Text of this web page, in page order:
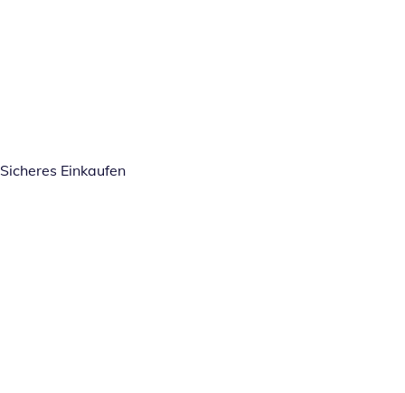
Sicheres Einkaufen